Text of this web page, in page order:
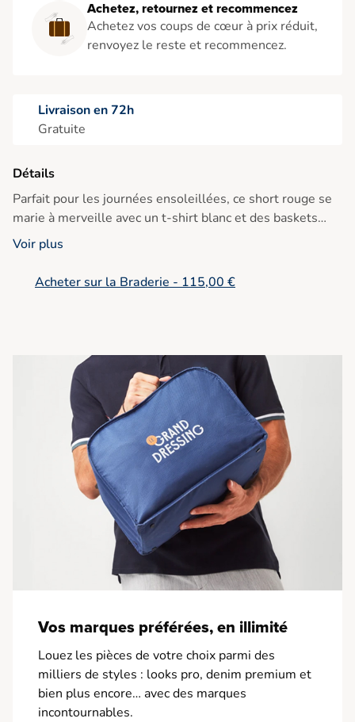
Achetez, retournez et recommencez
Achetez vos coups de cœur à prix réduit,
renvoyez le reste et recommencez.
Livraison en 72h
Gratuite
Détails
Parfait pour les journées ensoleillées, ce short rouge se
marie à merveille avec un t-shirt blanc et des baskets
pour une allure estivale décontractée.
• Short en coton
• Teinte vive rouge
Voir plus
Acheter sur la Braderie - 115,00 €
Vos marques préférées, en illimité
Louez les pièces de votre choix parmi des
milliers de styles : looks pro, denim premium et
bien plus encore… avec des marques
incontournables.